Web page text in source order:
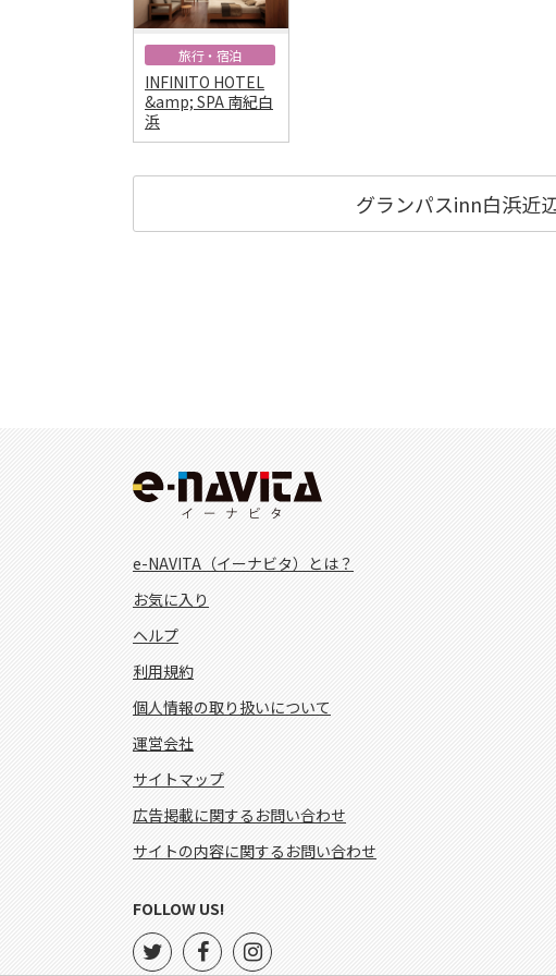
旅行・宿泊
INFINITO HOTEL
&amp; SPA 南紀白
浜
グランパスinn白浜近
e-NAVITA（イーナビタ）とは？
お気に入り
ヘルプ
利用規約
個人情報の取り扱いについて
運営会社
サイトマップ
広告掲載に関するお問い合わせ
サイトの内容に関するお問い合わせ
FOLLOW US!